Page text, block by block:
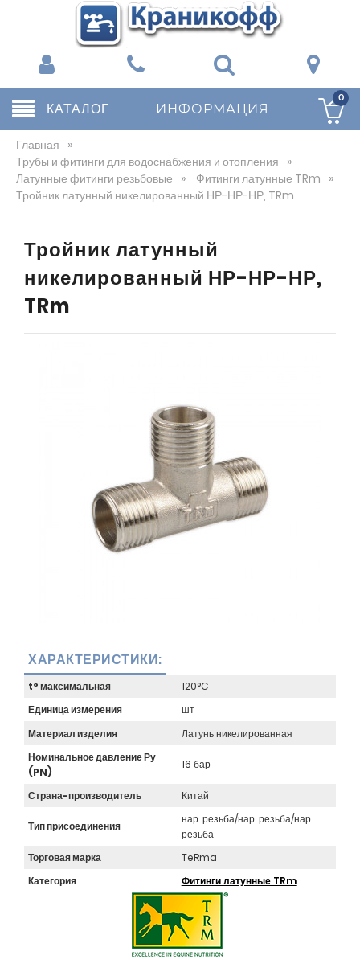
КАТАЛОГ ИНФОРМАЦИЯ
0
Главная »
Трубы и фитинги для водоснабжения и отопления »
Латунные фитинги резьбовые » Фитинги латунные TRm »
Тройник латунный никелированный НР-НР-НР, TRm
Тройник латунный
никелированный НР-НР-НР,
TRm
ХАРАКТЕРИСТИКИ:
t° максимальная
120°C
Единица измерения
шт
Материал изделия
Латунь никелированная
Номинальное давление Ру
(PN)
16 бар
Страна-производитель Китай
Тип присоединения
нар. резьба/нар. резьба/нар.
резьба
Торговая марка
TeRma
Категория
Фитинги латунные TRm